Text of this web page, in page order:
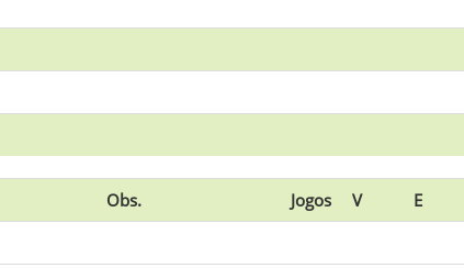
Obs. Jogos V E